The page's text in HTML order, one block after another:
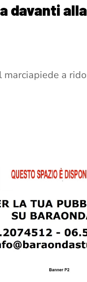
davanti
a